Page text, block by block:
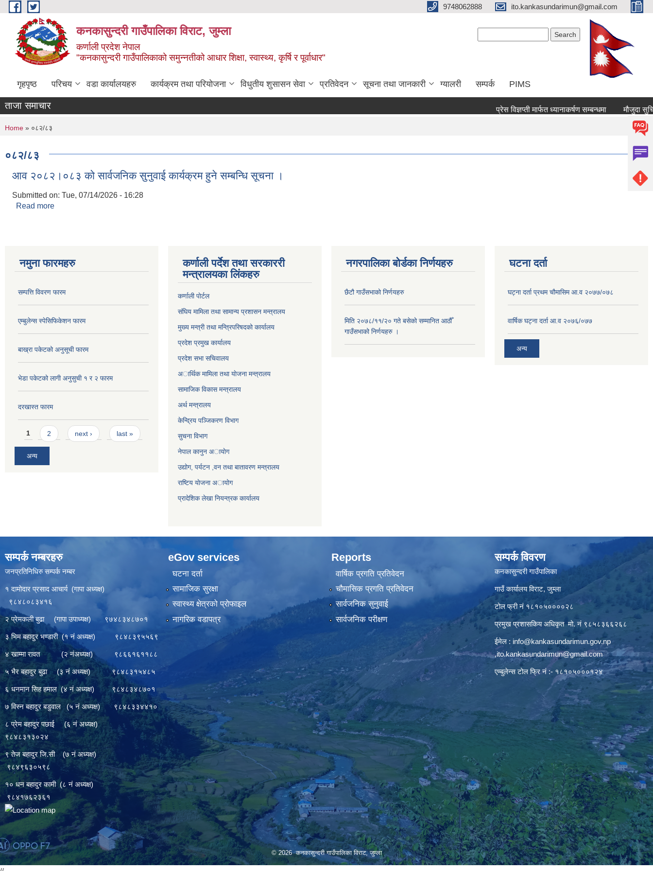
Skip to main content 9748062888 ito.kankasundarimun@gmail.com
कनकासुन्दरी गाउँपालिका विराट, जुम्ला
कर्णाली प्रदेश नेपाल
"कनकासुन्दरी गाउँपालिकाको समुन्नतीको आधार शिक्षा, स्वास्थ्य, कृर्षि र पूर्वाधार"
गृहपृष्ठ परिचय वडा कार्यालयहरु कार्यक्रम तथा परियोजना विधुतीय शुसासन सेवा प्रतिवेदन सूचना तथा जानकारी ग्यालरी सम्पर्क PIMS
ताजा समाचार प्रेस विज्ञप्ती मार्फत ध्यानाकर्षण सम्बन्धमा मौजुदा सुचिमा
You are here
Home » ०८२/८३
०८२/८३
आव २०८२।०८३ को सार्वजनिक सुनुवाई कार्यक्रम हुने सम्बन्धि सूचना ।
Submitted on: Tue, 07/14/2026 - 16:28
Read more
नमुना फारमहरु
सम्पत्ति विवरण फारम
एम्बुलेन्स स्पेसिफिकेशन फारम
बाख्रा पकेटको अनुसूची फारम
भेडा पकेटको लागी अनुसुची १ र २ फारम
दरखास्त फारम
Pages
1 2 next › last »
अन्य
कर्णाली पर्देश तथा सरकाररी
मन्त्रालयका लिंकहरु
कर्णाली पाेर्टल
संघिय मामिला तथा सामान्य प्रशासन मन्त्रालय
मुख्य मन्त्री तथा मन्त्रिपरिषदको कार्यालय
प्रदेश प्रमुख कार्यालय
प्रदेश सभा सचिवालय
अार्थिक मामिला तथा याेजना मन्त्रालय
सामाजिक विकास मन्त्रालय
अर्थ मन्त्रालय
केन्द्रिय पञ्जिकरण विभाग
सुचना विभाग
नेपाल कानुन अायाेग
उद्योग, पर्यटन ,वन तथा बातावरण मन्त्रालय
राष्टिय याेजना अायोग
प्रादेशिक लेखा नियन्त्रक कार्यालय
नगरपालिका बोर्डका निर्णयहरु
छैटौ गाउँसभाको निर्णयहरु
मिति २०७८/११/२० गते बसेको सम्मानित आठौँ
गाउँसभाको निर्णयहरु ।
घटना दर्ता
घट्ना दर्ता प्रथम चौमासिम आ.व २०७७/०७८
वार्षिक घट्ना दर्ता आ.व २०७६/०७७
अन्य
सम्पर्क नम्बरहरु
जनप्रतिनिधिरु सम्पर्क नम्बर
१ दामोदार प्रसाद आचार्य (गापा अध्यक्ष)
९८४८०८३४१६
२ प्रेमकली बुढा (गापा उपाध्यक्ष) ९७४८३४८७०१
३ भिम बहादुर भण्डारी (१ नं अध्यक्ष) ९८४८३९५५६९
४ खाम्मा रावत (२ नंअध्यक्ष) ९८६६१६११८८
५ भैर बहादुर बुढा (३ नं अध्यक्ष) ९८४८३१५४८५
६ धनमान सिह हमाल (४ नं अध्यक्ष) ९८४८३४८७०१
७ विस्न बहादुर बडुवाल (५ नं अध्यक्ष) ९८४८३३४४१०
८ प्रेम बहादुर पछाई (६ नं अध्यक्ष)
९८४८३१३०२४
९ तेज बहादुर जि.सी (७ नं अध्यक्ष)
९८४९६३०५९८
१० धन बहादुर कामी (८ नं अध्यक्ष)
९८४१७६२३६१
eGov services
घटना दर्ता
सामाजिक सुरक्षा
स्वास्थ्य क्षेत्रको प्रोफाइल
नागरिक वडापत्र
Reports
वार्षिक प्रगति प्रतिवेदन
चौमासिक प्रगति प्रतिवेदन
सार्वजनिक सुनुवाई
सार्वजनिक परीक्षण
सम्पर्क विवरण
कनकासुन्दरी गाउँपालिका
गाउँ कार्यालय विराट, जुम्ला
टोल फ्री नं १८१०५००००२८
प्रमुख प्रशासकिय अधिकृत मो. नं ९८५८३६६२६८
ईमेल : info@kankasundarimun.gov.np
,ito.kankasundarimun@gmail.com
एम्बुलेन्स टोल फ्रि नं :- १८१०५०००१२४
© 2026 कनकासुन्दरी गाउँपालिका विराट, जुम्ला